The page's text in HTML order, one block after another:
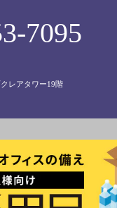
7095
レアタワー19階